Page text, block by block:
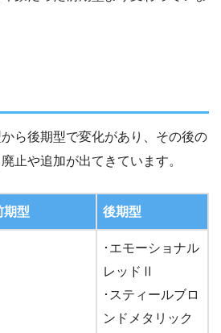
ら後期型で変化があり、その後の
止や追加が出てきています。
期型 後期型
･エモーショナル
レッドⅡ
･スティールブロ
ンドメタリック